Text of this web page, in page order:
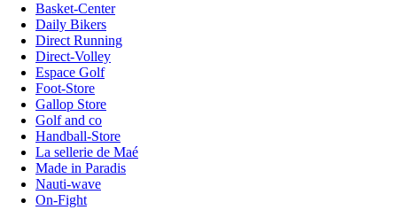
Basket-Center
Daily Bikers
Direct Running
Direct-Volley
Espace Golf
Foot-Store
Gallop Store
Golf and co
Handball-Store
La sellerie de Maé
Made in Paradis
Nauti-wave
On-Fight